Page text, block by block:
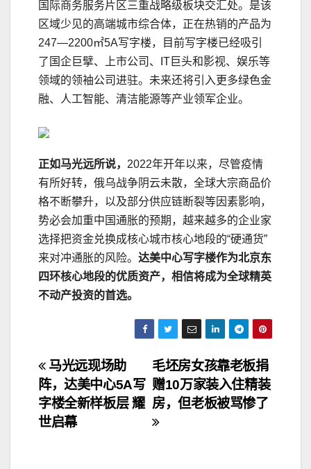
国际商务服务片区三重战略级板块交汇处。是该
区域少见的高端城市综合体，正在热销的产品为
247—2200㎡5A写字楼，目前写字楼已经吸引
了国企巨擘、上市公司、IT巨头和影视、娱乐等
领域的领袖公司进驻。未来还将引入更多绿色金
融、人工智能、清洁能源等产业领军企业。
正如马光远所说， 2022年开年以来，尽管疫情
有所好转，俄乌战争阴云未散，全球大宗商品价
格不断攀升，以及部分供应链断裂等因素影响，
势必会加重中国通胀的预期，越来越多的企业家
选择把资金兑换成核心城市核心地段的“硬通货”
来对冲通胀的风险。 达美中心写字楼作为北京东
四环核心地段的优质资产，相信将成为全球精英
不动产投资的首选。
文
章
导
毛坯房女孩靠老板捐
赠10万家装入住精装
房，但老板被骂惨了
马光远现场助
阵，达美中心5A写
字楼全新样板层 耀
世启幕